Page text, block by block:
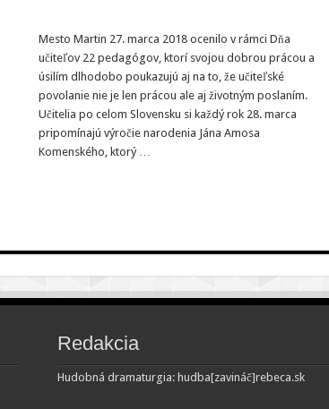
Mesto Martin 27. marca 2018 ocenilo v rámci Dňa
učiteľov 22 pedagógov, ktorí svojou dobrou prácou a
úsilím dlhodobo poukazujú aj na to, že učiteľské
povolanie nie je len prácou ale aj životným poslaním.
Učitelia po celom Slovensku si každý rok 28. marca
pripomínajú výročie narodenia Jána Amosa
Komenského, ktorý …
Redakcia
Hudobná dramaturgia: hudba[zavináč]rebeca.sk